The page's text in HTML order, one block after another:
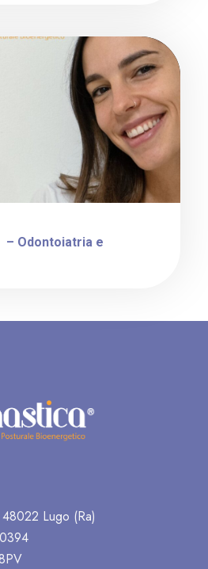
– Odontoiatria e
Lugo (Ra)